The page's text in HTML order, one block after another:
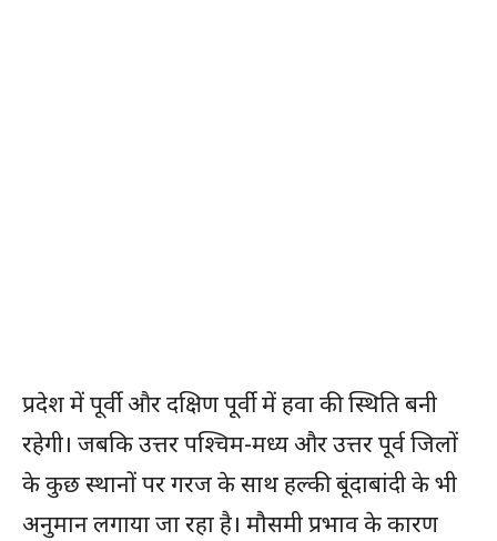
प्रदेश में पूर्वी और दक्षिण पूर्वी में हवा की स्थिति बनी
रहेगी। जबकि उत्तर पश्चिम-मध्य और उत्तर पूर्व जिलों
के कुछ स्थानों पर गरज के साथ हल्की बूंदाबांदी के भी
अनुमान लगाया जा रहा है। मौसमी प्रभाव के कारण